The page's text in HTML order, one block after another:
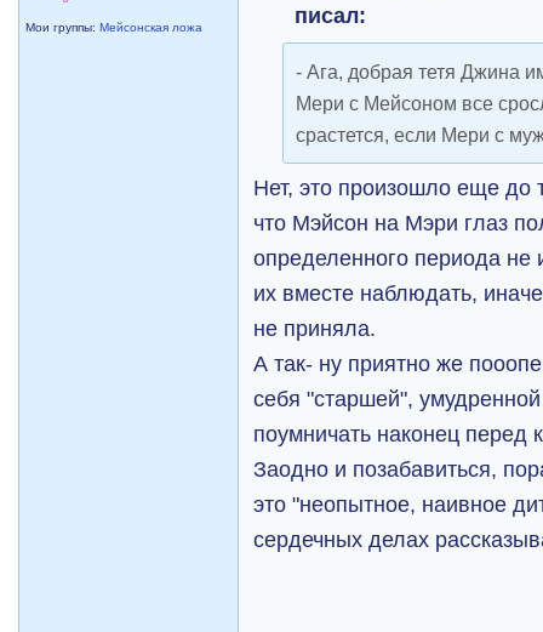
Мои группы:Мейсонская ложа
писал:
- Ага, добрая тетя Джина
Мери с Мейсоном все
срастется, если Мери с
Нет, это произошло еще до
что Мэйсон на Мэри глаз
определенного периода не
их вместе наблюдать,
не приняла.
А так- ну приятно же
себя "старшей",
поумничать наконец перед
Заодно и позабавиться,
это "неопытное, наивное
сердечных делах